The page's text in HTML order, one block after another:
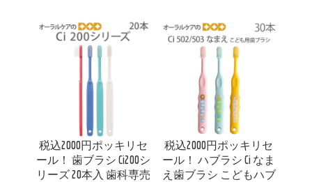
税込2000円ポッキリセ
ール！ 歯ブラシ Ci200シ
リーズ 20本入 歯科専売
税込2000円ポッキリセ
ール！ ハブラシ Ci なま
え歯ブラシ こどもハブ